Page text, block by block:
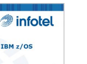
de
IQ